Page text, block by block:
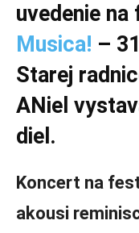
uvedenie
Musica! –
Starej
ANiel
diel.
Koncert na
akousi